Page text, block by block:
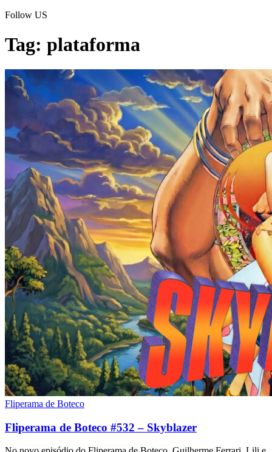
Follow US
Tag: plataforma
Fliperama de Boteco
Fliperama de Boteco #532 – Skyblazer